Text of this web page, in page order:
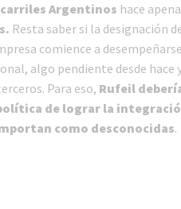
Argentinos hace
Resta saber si la designación
comience a
algo pendiente desde hace
Para eso, Rufeil
de lograr la
como desconocidas.